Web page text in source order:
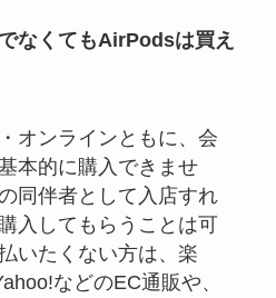
なくてもAirPodsは買え
オンラインともに、会
本的に購入できませ
同伴者として入店すれ
入してもらうことは可
いたくない方は、楽
などのEC通販や、